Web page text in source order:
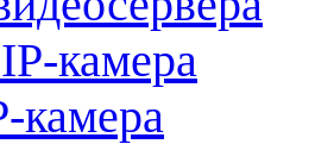
камера
камера